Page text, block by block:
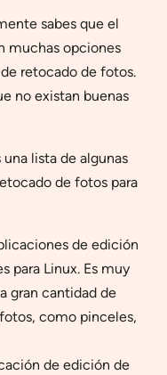
sabes que el
muchas opciones
retocado de fotos.
no existan buenas
lista de algunas
de fotos para
de edición
para Linux. Es muy
gran cantidad de
como pinceles,
de edición de